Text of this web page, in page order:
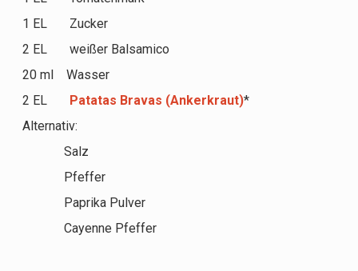
1 EL Zucker
2 EL weißer Balsamico
20 ml Wasser
2 EL
Patatas Bravas (Ankerkraut)*
Alternativ:
Salz
Pfeffer
Paprika Pulver
Cayenne Pfeffer